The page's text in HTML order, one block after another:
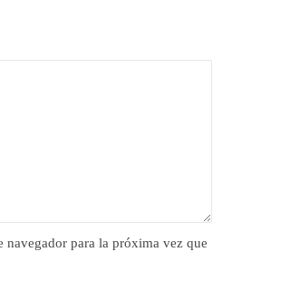
para la próxima vez que